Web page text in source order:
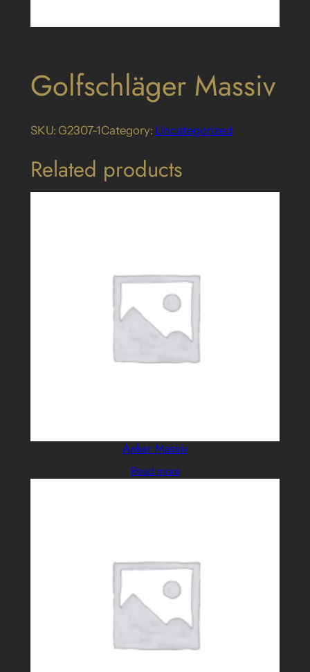
Golfschläger Massiv
SKU: G2307-1Category: Uncategorized
Related products
Anker Massiv
Read more